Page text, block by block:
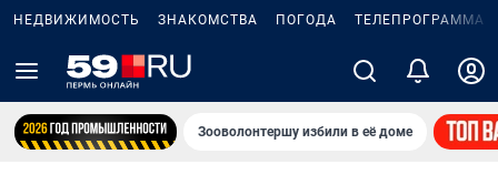
НЕДВИЖИМОСТЬ ЗНАКОМСТВА ПОГОДА ТЕЛЕПРОГРАММА
Зооволонтершу избили в её доме